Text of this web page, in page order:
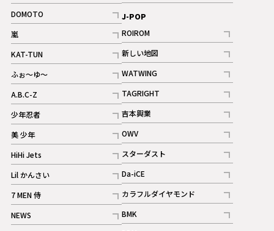
記事
DOMOTO
記事
嵐
記事
KAT-TUN
記事
ふぉ～ゆ～
記事
A.B.C-Z
記事
ギャラリー
少年忍者
記事
美 少年
記事
HiHi Jets
記事
Lil かんさい
記事
7 MEN 侍
記事
NEWS
記事
記事
J-POP
ROIROM
記事
新しい地図
記事
WATWING
記事
TAGRIGHT
記事
吉本興業
記事
OWV
記事
ギャラリー
スターダスト
記事
Da-iCE
記事
カラフルダイヤモンド
記事
BMK
記事